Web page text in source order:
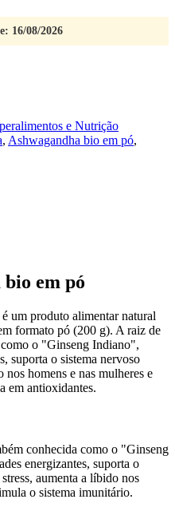
16/08/2026
e Nutrição
, Ashwagandha bio em pó,
bio em pó
é um produto alimentar natural
formato pó (200 g). A raiz de
o "Ginseng Indiano",
suporta o sistema nervoso
homens e nas mulheres e
em antioxidantes.
conhecida como o "Ginseng
energizantes, suporta o
aumenta a líbido nos
o sistema imunitário.